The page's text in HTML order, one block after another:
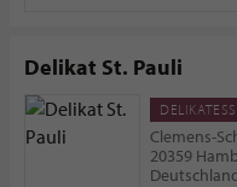
Delikat St. Pauli
Clemens-
20359